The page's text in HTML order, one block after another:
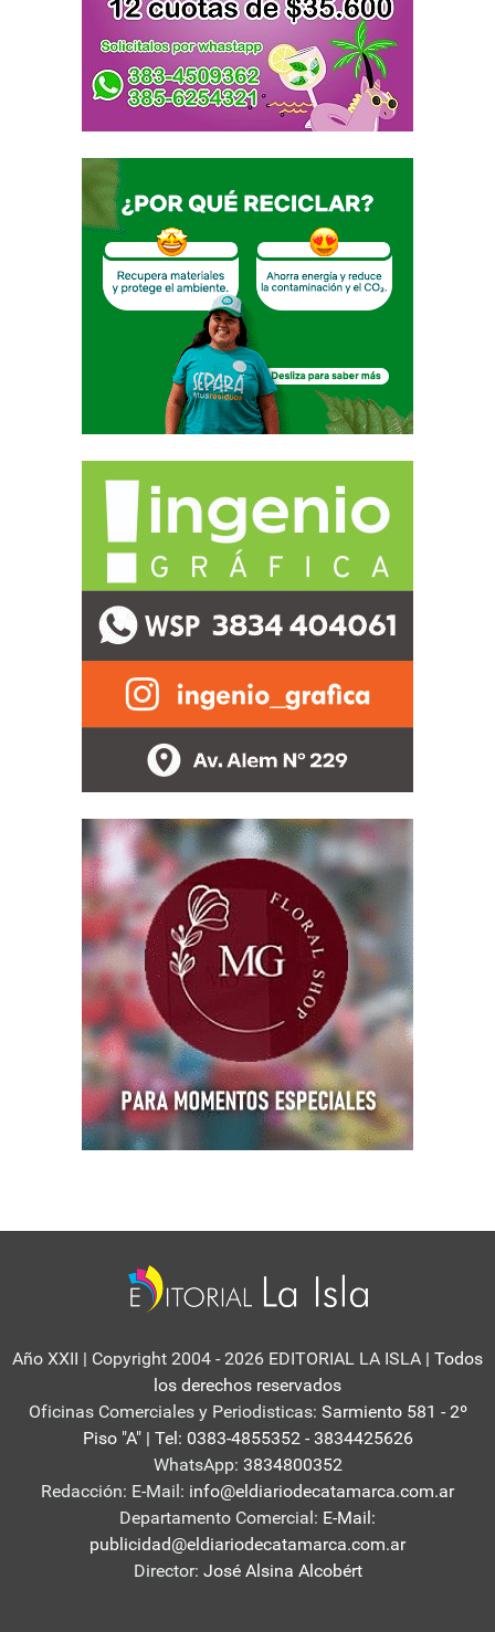
Año XXII | Copyright 2004 - 2026 EDITORIAL LA ISLA | Todos
los derechos reservados
Oficinas Comerciales y Periodisticas: Sarmiento 581 - 2º
Piso "A" | Tel: 0383-4855352 - 3834425626
WhatsApp: 3834800352
Redacción: E-Mail: info@eldiariodecatamarca.com.ar
Departamento Comercial: E-Mail:
publicidad@eldiariodecatamarca.com.ar
Director: José Alsina Alcobért